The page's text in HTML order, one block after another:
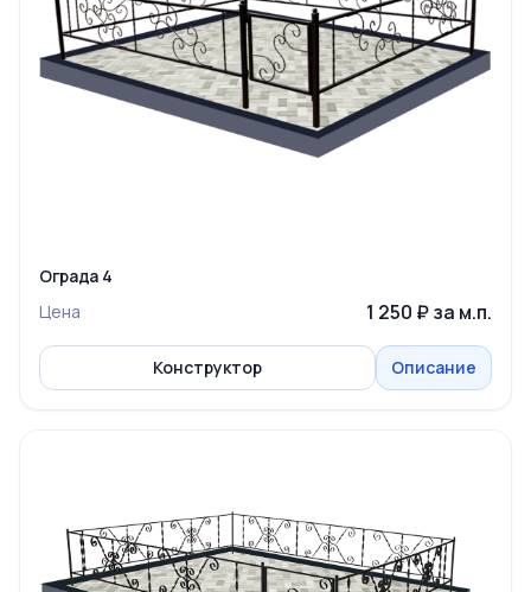
Ограда 4
Цена
1 250 ₽ за м.п.
Конструктор Описание